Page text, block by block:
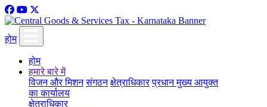
होम
होम
हमारे बारे में
विजन और मिशन संगठन क्षेत्राधिकार प्रधान मुख्य आयुक्त
का कार्यालय
क्षेत्राधिकार